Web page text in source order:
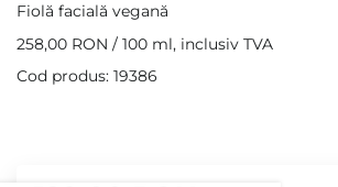
Fiolă facială vegană
258,00 RON / 100 ml, inclusiv TVA
Cod produs: 19386